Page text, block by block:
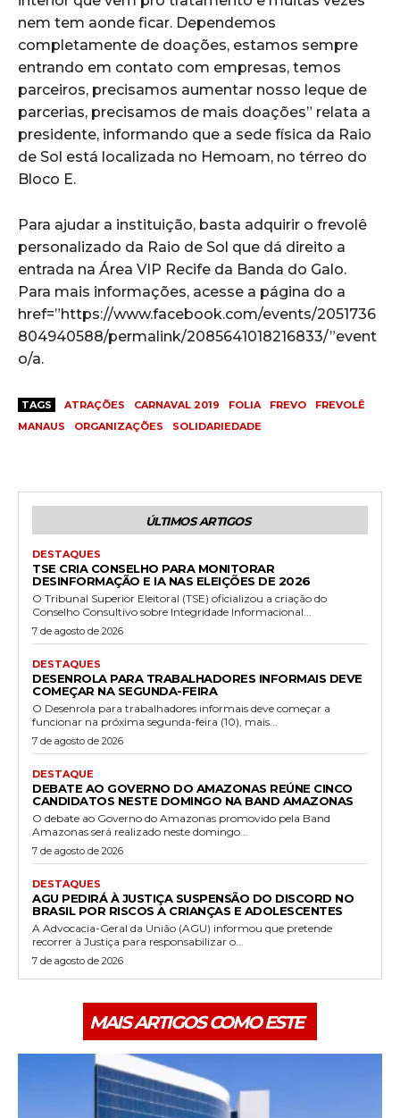
nem tem aonde ficar. Dependemos
completamente de doações, estamos sempre
entrando em contato com empresas, temos
parceiros, precisamos aumentar nosso leque de
parcerias, precisamos de mais doações” relata a
presidente, informando que a sede física da Raio
de Sol está localizada no Hemoam, no térreo do
Bloco E.
Para ajudar a instituição, basta adquirir o frevolê
personalizado da Raio de Sol que dá direito a
entrada na Área VIP Recife da Banda do Galo.
Para mais informações, acesse a página do a
href=”https://www.facebook.com/events/2051736
804940588/permalink/2085641018216833/”event
o/a.
TAGS ATRAÇÕES CARNAVAL 2019 FOLIA FREVO
FREVOLÊ
MANAUS
ORGANIZAÇÕES SOLIDARIEDADE
ÚLTIMOS ARTIGOS
DESTAQUES
TSE CRIA CONSELHO PARA MONITORAR
DESINFORMAÇÃO E IA NAS ELEIÇÕES DE 2026
O Tribunal Superior Eleitoral (TSE) oficializou a criação do
Conselho Consultivo sobre Integridade Informacional...
7 de agosto de 2026
DESTAQUES
DESENROLA PARA TRABALHADORES INFORMAIS DEVE
COMEÇAR NA SEGUNDA-FEIRA
O Desenrola para trabalhadores informais deve começar a
funcionar na próxima segunda-feira (10), mais...
7 de agosto de 2026
DESTAQUE
DEBATE AO GOVERNO DO AMAZONAS REÚNE CINCO
CANDIDATOS NESTE DOMINGO NA BAND AMAZONAS
O debate ao Governo do Amazonas promovido pela Band
Amazonas será realizado neste domingo...
7 de agosto de 2026
DESTAQUES
AGU PEDIRÁ À JUSTIÇA SUSPENSÃO DO DISCORD NO
BRASIL POR RISCOS A CRIANÇAS E ADOLESCENTES
A Advocacia-Geral da União (AGU) informou que pretende
recorrer à Justiça para responsabilizar o...
7 de agosto de 2026
MAIS ARTIGOS COMO ESTE